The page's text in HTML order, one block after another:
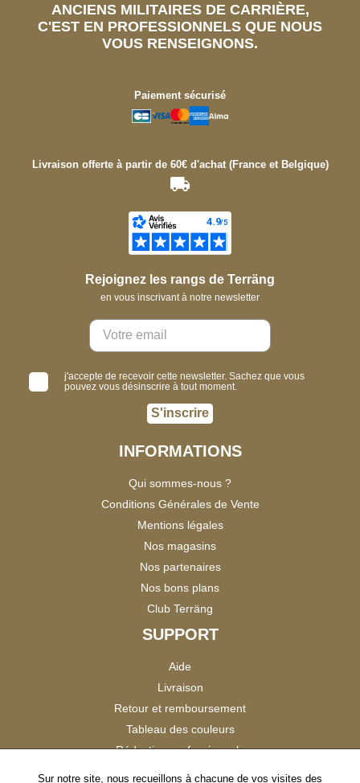
ANCIENS MILITAIRES DE CARRIÈRE,
C'EST EN PROFESSIONNELS QUE NOUS
VOUS RENSEIGNONS.
Paiement sécurisé
Livraison offerte à partir de 60€ d'achat (France et Belgique)
Rejoignez les rangs de Terräng
en vous inscrivant à notre newsletter
j'accepte de recevoir cette newsletter. Sachez que vous
pouvez vous désinscrire à tout moment.
S'inscrire
INFORMATIONS
Qui sommes-nous ?
Conditions Générales de Vente
Mentions légales
Nos magasins
Nos partenaires
Nos bons plans
Club Terräng
SUPPORT
Aide
Livraison
Retour et remboursement
Tableau des couleurs
Réduction professionnels
Sur notre site, nous recueillons à chacune de vos visites des